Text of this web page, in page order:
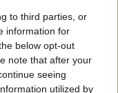
to third parties, or
information for
below opt-out
note that after your
seeing
utilized by